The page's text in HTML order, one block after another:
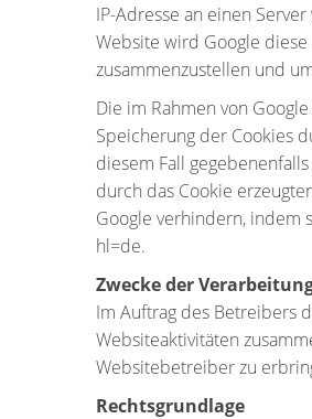
IP-Adresse an einen
Website wird Google
zusammenzustellen und
Die im Rahmen von
Speicherung der Cookies
diesem Fall
durch das Cookie
Google verhindern, indem
hl=de.
Zwecke der
Im Auftrag des Betreibers
Websiteaktivitäten
Websitebetreiber zu
Rechtsgrundlage